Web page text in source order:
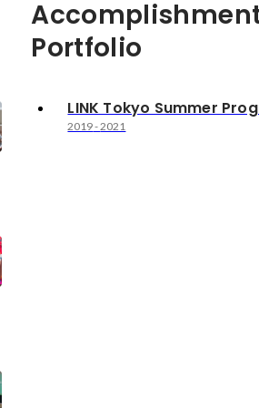
Portfolio
LINK Tokyo Summer
2019-2021